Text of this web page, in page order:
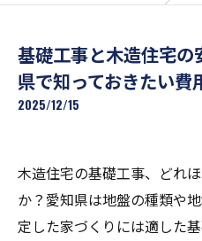
基礎工事と木造住宅
県で知っておきたい費
2025/12/15
木造住宅の基礎工事、どれ
か？愛知県は地盤の種類や
定した家づくりには適した